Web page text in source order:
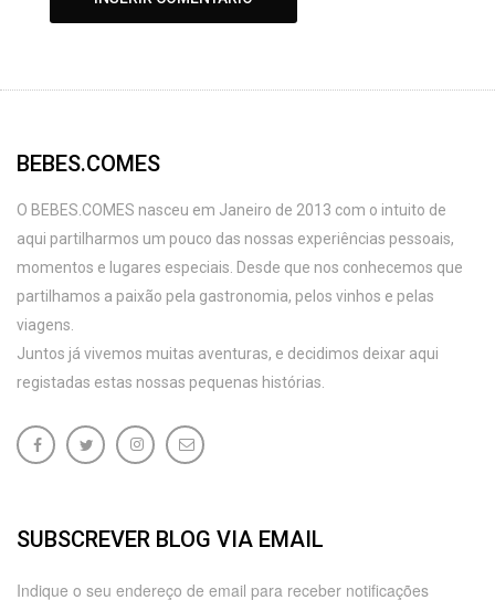
BEBES.COMES
O BEBES.COMES nasceu em Janeiro de 2013 com o intuito de
aqui partilharmos um pouco das nossas experiências pessoais,
momentos e lugares especiais. Desde que nos conhecemos que
partilhamos a paixão pela gastronomia, pelos vinhos e pelas
viagens.
Juntos já vivemos muitas aventuras, e decidimos deixar aqui
registadas estas nossas pequenas histórias.
SUBSCREVER BLOG VIA EMAIL
Indique o seu endereço de email para receber notificações